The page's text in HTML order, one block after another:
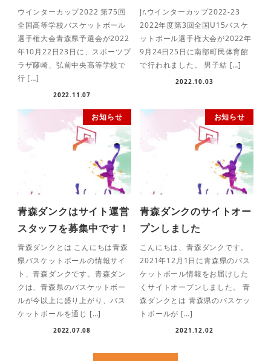
ウインターカップ2022 第75回
全国高等学校バスケットボール
選手権大会青森県予選会が2022
年10月22日23日に、スポーツプ
ラザ藤崎、弘前中央高等学校で
行 […]
2022.11.07
Jr.ウインターカップ2022-23
2022年度第3回全国U15バスケ
ットボール選手権大会が2022年
9月24日25日に南部町民体育館
で行われました。 男子結 […]
2022.10.03
お知らせ
青森ダンクはサイト運営
スタッフを募集中です！
青森ダンクとは こんにちは青森
県バスケットボールの情報サイ
ト、青森ダンクです。青森ダン
クは、青森県のバスケットボー
ルが今以上に盛り上がり、バス
ケットボールを通じ […]
2022.07.08
お知らせ
青森ダンクのサイトオー
プンしました
こんにちは、青森ダンクです。
2021年12月1日に青森県のバス
ケットボール情報をお届けした
くサイトオープンしました。 青
森ダンクとは 青森県のバスケッ
トボールが […]
2021.12.02